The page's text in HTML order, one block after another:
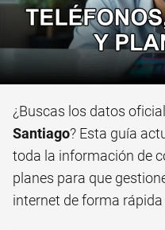
¿Buscas los datos
Santiago? Esta guía
toda la información de
planes para que
internet de forma